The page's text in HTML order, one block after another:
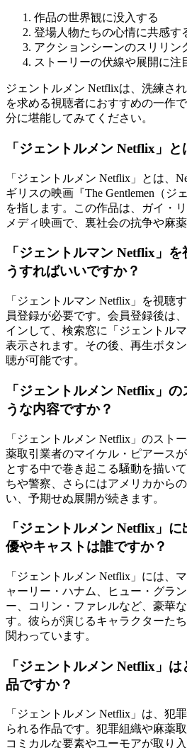
作品の世界観に没入する
登場人物たちの心情に共感す
アクションシーンのスリリン
ストーリーの伏線や展開に注
ジェントルメン Netflixは、洗練さ
を求める視聴者におすすめの一作
分に堪能してみてください。
「ジェントルメン Netflix」と
「ジェントルメン Netflix」とは、
ギリスの映画『The Gentlemen（ジ
を指します。この作品は、ガイ・
メディ映画で、裏社会の抗争や麻
「ジェントルマン Netflix」
うすればいいですか？
「ジェントルマン Netflix」を視聴
員登録が必要です。会員登録後は
インして、検索窓に「ジェントル
表示されます。その後、再生ボタ
聴が可能です。
「ジェントルメン Netflix」
うな内容ですか？
「ジェントルメン Netflix」のスト
薬取引業者のマイケル・ピアース
とする中で巻き起こる騒動を描い
ちや警察、さらにはアメリカから
い、予期せぬ展開が続きます。
「ジェントルメン Netflix」
優やキャストは誰ですか？
「ジェントルメン Netflix」には、
ャーリー・ハナム、ヒュー・グラ
ー、コリン・ファレルなど、豪華
す。彼らが演じるキャラクターた
関わっています。
「ジェントルメン Netflix」
品ですか？
「ジェントルメン Netflix」は、犯
られる作品です。犯罪組織や麻薬
コミカルな要素やユーモアが取り